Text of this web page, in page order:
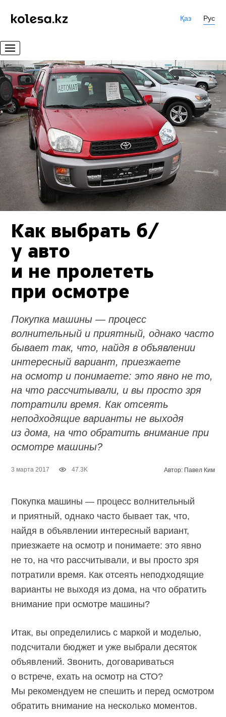
Қаз Рус
Как выбрать б/
у авто
и не пролететь
при осмотре
Покупка машины — процесс
волнительный и приятный, однако часто
бывает так, что, найдя в объявлении
интересный вариант, приезжаете
на осмотр и понимаете: это явно не то,
на что рассчитывали, и вы просто зря
потратили время. Как отсеять
неподходящие варианты не выходя
из дома, на что обратить внимание при
осмотре машины?
3 марта 2017 47.3K Автор: Павел Ким
Покупка машины — процесс волнительный
и приятный, однако часто бывает так, что,
найдя в объявлении интересный вариант,
приезжаете на осмотр и понимаете: это явно
не то, на что рассчитывали, и вы просто зря
потратили время. Как отсеять неподходящие
варианты не выходя из дома, на что обратить
внимание при осмотре машины?
Итак, вы определились с маркой и моделью,
подсчитали бюджет и уже выбрали десяток
объявлений. Звонить, договариваться
о встрече, ехать на осмотр на СТО?
Мы рекомендуем не спешить и перед осмотром
обратить внимание на несколько моментов.